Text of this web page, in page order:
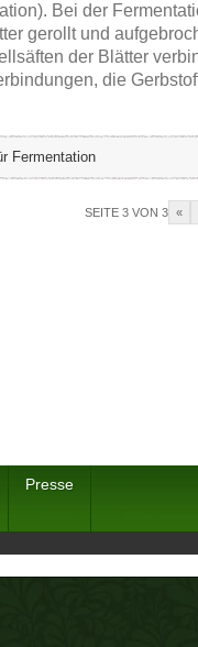
Bei der
gerollt und
der Blätter
die
Fermentation
SEITE 3 VON 3 «
Presse